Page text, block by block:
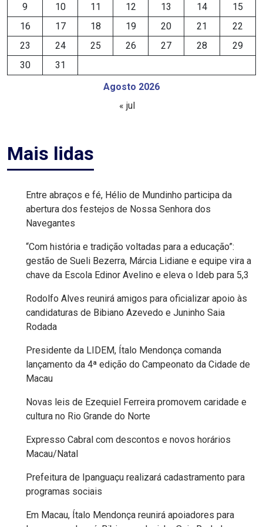
EDUCAÇÃO
ELEIÇÃO
ESCOLAR
EMANCIPAÇÃO
CARNAUBAIS
EMANCIPAÇÃO
DE
MACAU
EMANCIPAÇÃO
POLÍTICA
EMPREENDIMENTO
ENTREVISTA
EVENTOS
FAKE
NEWS
Agosto 2026
9
10 11 12 13 14
15
16
17 18 19 20 21
22
23
24 25 26 27 28
29
30
31
« jul
Mais lidas
Entre abraços e fé, Hélio de Mundinho participa da
abertura dos festejos de Nossa Senhora dos
Navegantes
“Com história e tradição voltadas para a educação”:
gestão de Sueli Bezerra, Márcia Lidiane e equipe vira a
chave da Escola Edinor Avelino e eleva o Ideb para 5,3
Rodolfo Alves reunirá amigos para oficializar apoio às
candidaturas de Bibiano Azevedo e Juninho Saia
Rodada
Presidente da LIDEM, Ítalo Mendonça comanda
lançamento da 4ª edição do Campeonato da Cidade de
Macau
Novas leis de Ezequiel Ferreira promovem caridade e
cultura no Rio Grande do Norte
Expresso Cabral com descontos e novos horários
Macau/Natal
Prefeitura de Ipanguaçu realizará cadastramento para
programas sociais
Em Macau, Ítalo Mendonça reunirá apoiadores para